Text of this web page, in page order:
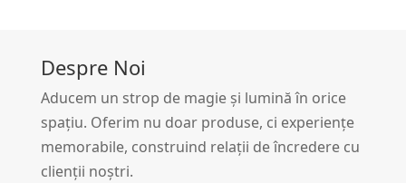
Despre Noi
Aducem un strop de magie și lumină în orice
spațiu. Oferim nu doar produse, ci experiențe
memorabile, construind relații de încredere cu
clienții noștri.